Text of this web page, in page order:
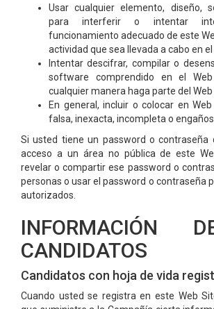
Usar cualquier elemento, diseño,
para interferir o intentar
funcionamiento adecuado de este
actividad que sea llevada a cabo en el
Intentar descifrar, compilar o
software comprendido en el
cualquier manera haga parte del Web
En general, incluir o colocar en
falsa, inexacta, incompleta o
Si usted tiene un password o contraseña
acceso a un área no pública de este
revelar o compartir ese password o
personas o usar el password o contraseña
autorizados.
INFORMACIÓN
CANDIDATOS
Candidatos con hoja de vida
Cuando usted se registra en este Web